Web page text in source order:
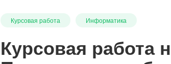
Курсовая работа Информатика
Курсовая работа